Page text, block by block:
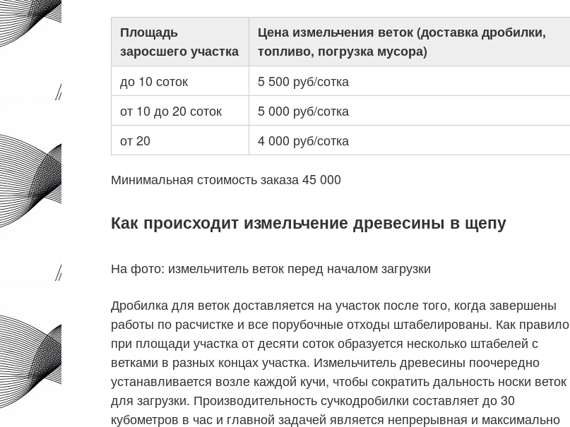
Площадь
заросшего участка
Цена измельчения веток (доставка дробилки,
топливо, погрузка мусора)
до 10 соток
5 500 руб/сотка
от 10 до 20 соток
5 000 руб/сотка
от 20
4 000 руб/сотка
Минимальная стоимость заказа 45 000
Как происходит измельчение древесины в щепу
На фото: измельчитель веток перед началом загрузки
Дробилка для веток доставляется на участок после того, когда завершены
работы по расчистке и все порубочные отходы штабелированы. Как правило
при площади участка от десяти соток образуется несколько штабелей с
ветками в разных концах участка. Измельчитель древесины поочередно
устанавливается возле каждой кучи, чтобы сократить дальность носки веток
для загрузки. Производительность сучкодробилки составляет до 30
кубометров в час и главной задачей является непрерывная и максимально